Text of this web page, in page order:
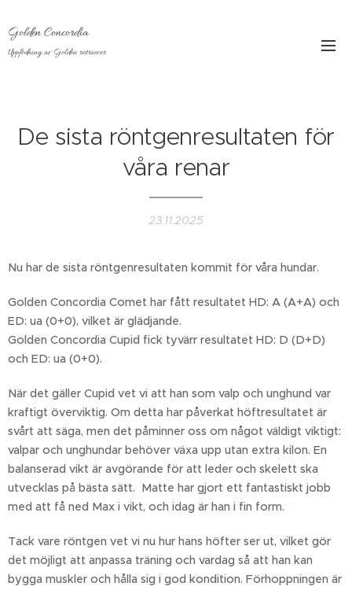
Golden Concordia
Uppfödning av Golden retriever
De sista röntgenresultaten för
våra renar
23.11.2025
Nu har de sista röntgenresultaten kommit för våra hundar.
Golden Concordia Comet har fått resultatet HD: A (A+A) och
ED: ua (0+0), vilket är glädjande.
Golden Concordia Cupid fick tyvärr resultatet HD: D (D+D)
och ED: ua (0+0).
När det gäller Cupid vet vi att han som valp och unghund var
kraftigt överviktig. Om detta har påverkat höftresultatet är
svårt att säga, men det påminner oss om något väldigt viktigt:
valpar och unghundar behöver växa upp utan extra kilon. En
balanserad vikt är avgörande för att leder och skelett ska
utvecklas på bästa sätt. Matte har gjort ett fantastiskt jobb
med att få ned Max i vikt, och idag är han i fin form.
Tack vare röntgen vet vi nu hur hans höfter ser ut, vilket gör
det möjligt att anpassa träning och vardag så att han kan
bygga muskler och hålla sig i god kondition. Förhoppningen är